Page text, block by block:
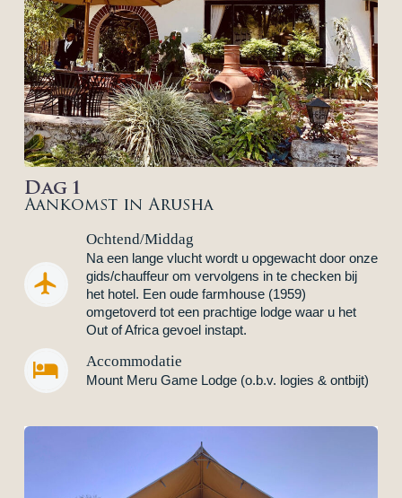
Dag 1
Aankomst in Arusha


Ochtend/Middag
Na een lange vlucht wordt u opgewacht door onze
gids/chauffeur om vervolgens in te checken bij
het hotel. Een oude farmhouse (1959)
omgetoverd tot een prachtige lodge waar u het
Out of Africa gevoel instapt.

 Accommodatie
Mount Meru Game Lodge (o.b.v. logies & ontbijt)